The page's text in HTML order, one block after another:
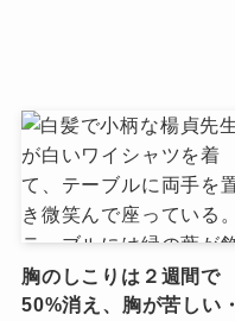
胸のしこりは２週間で
50%消え、胸が苦しい・